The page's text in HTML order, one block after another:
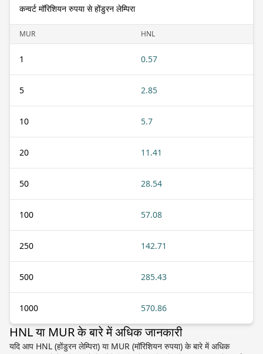
कन्वर्ट मॉरिशियन रुपया से होंडुरन लेम्पिरा
MUR HNL
1 0.57
5 2.85
10 5.7
20 11.41
50 28.54
100 57.08
250 142.71
500 285.43
1000 570.86
HNL या MUR के बारे में अधिक जानकारी
यदि आप HNL (होंडुरन लेम्पिरा) या MUR (मॉरिशियन रुपया) के बारे में अधिक